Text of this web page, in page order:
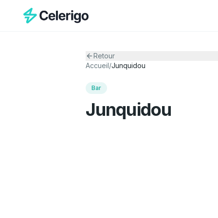
Retour
Accueil/Junquidou
Bar
Junquidou